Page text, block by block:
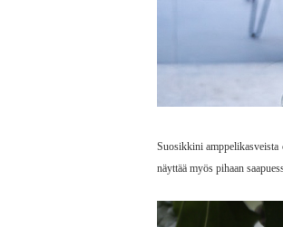
Suosikkini amppelikasveista
näyttää myös pihaan